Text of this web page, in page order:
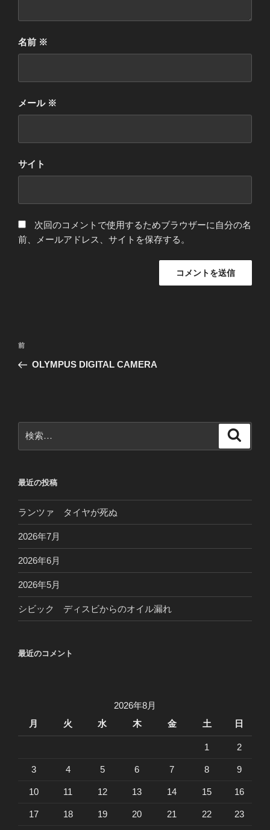
名前 ※
メール ※
サイト
次回のコメントで使用するためブラウザーに自分の名
前、メールアドレス、サイトを保存する。
投
ナ
ー
シ
前
の
前
OLYMPUS DIGITAL CAMERA
索:
最近の投稿
ランツァ タイヤが死ぬ
2026年7月
2026年6月
2026年5月
シビック ディスビからのオイル漏れ
最近のコメント
2026年8月
月
火 水 木 金 土 日
1 2
3 4 5 6 7 8 9
10 11 12 13 14 15 16
17 18 19 20 21 22 23